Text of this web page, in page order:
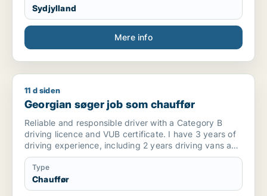
Sydjylland
Mere info
Georgian søger job som chauffør
11 d siden
Georgian søger job som chauffør
Reliable and responsible driver with a Category B
driving licence and VUB certificate. I have 3 years of
driving experience, including 2 years driving vans and
vehicles equipped with a tail lift, with no accidents.
I am punctual, hardworking, flexible, and able to work
independently. I have experience with deliveries,
Type
Chauffør